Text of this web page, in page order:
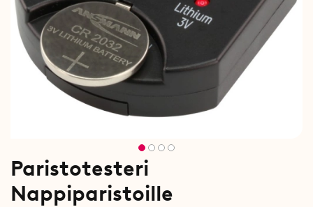
Paristotesteri
Nappiparistoille